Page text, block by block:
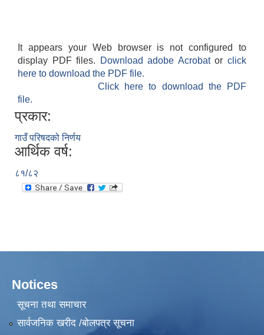
It appears your Web browser is not configured to
display PDF files.
Download adobe Acrobatorclick
here to download the PDF file.
Click here to download the PDF
file.
प्रकार:
गाउँ परिषदको निर्णय
आर्थिक वर्ष:
८१/८२
Notices
सूचना तथा समाचार
सार्वजनिक खरीद /बोलपत्र सूचना